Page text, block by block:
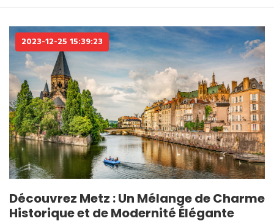
Découvrez Metz : Un Mélange de Charme
Historique et de Modernité Élégante
2023-12-25 15:39:23